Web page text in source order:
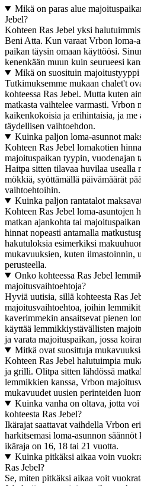
Mikä on paras alue
Jebel?
Kohteen Ras Jebel yksi
Beni Atta. Kun varaat Vrbon loma-
paikan täysin omaan käyttöösi.
kenenkään muun kuin seurueesi
Mikä on suosituin majoitustyyppi
Tutkimuksemme mukaan chalet't
kohteessa Ras Jebel. Mutta kuten
matkasta vaihtelee varmasti. Vrbon
kaikenkokoisia ja erihintaisia, ja me
täydellisen vaihtoehdon.
Kuinka paljon loma-asunnot
Kohteen Ras Jebel lomakotien
majoituspaikan tyypin, vuodenajan
Haitpa sitten tilavaa huvilaa usealla
mökkiä, syöttämällä päivämäärät
vaihtoehtoihin.
Kuinka paljon rantatalot
Kohteen Ras Jebel loma-asuntojen
matkan ajankohta tai
hinnat nopeasti antamalla
hakutuloksia esimerkiksi
mukavuuksien, kuten ilmastoinnin,
perusteella.
Onko kohteessa Ras Jebel
majoitusvaihtoehtoja?
Hyviä uutisia, sillä kohteesta Ras
majoitusvaihtoehtoa, joihin
kaverimmekin ansaitsevat pienen
käyttää lemmikkiystävällisten
ja varata majoituspaikan, jossa
Mitkä ovat suosittuja
Kohteen Ras Jebel halutuimpia
ja grilli. Olitpa sitten lähdössä
lemmikkien kanssa, Vrbon
mukavuudet uusien perinteiden
Kuinka vanha on oltava, jotta
kohteesta Ras Jebel?
Ikärajat saattavat vaihdella Vrbon
harkitsemasi loma-asunnon säännöt
ikäraja on 16, 18 tai 21 vuotta.
Kuinka pitkäksi aikaa voin
Ras Jebel?
Se, miten pitkäksi aikaa voit